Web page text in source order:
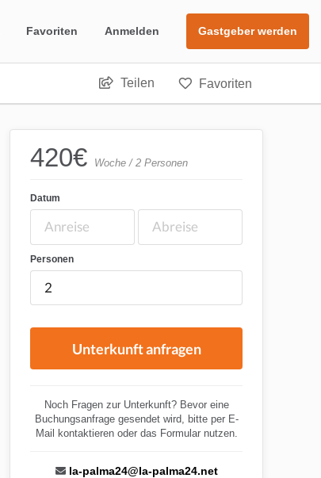
Favoriten Anmelden Gastgeber werden
Teilen Favoriten
420€ Woche / 2 Personen
Datum
Personen
Unterkunft anfragen
Noch Fragen zur Unterkunft? Bevor eine
Buchungsanfrage gesendet wird, bitte per E-
Mail kontaktieren oder das Formular nutzen.
la-palma24@la-palma24.net